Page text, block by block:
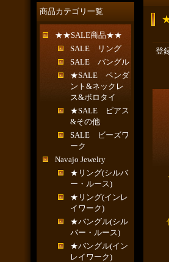
商品カテゴリ一覧
★★SALE商品★★
SALE リング
SALE バングル
★SALE ペンダ
ント&ネックレ
ス&ボロタイ
★SALE ピアス
&その他
SALE ビーズワ
ーク
Navajo Jewelry
★リング(シルバ
ー・ルース)
★リング(インレ
イワーク)
★バングル(シル
バー・ルース)
★バングル(イン
レイワーク)
登